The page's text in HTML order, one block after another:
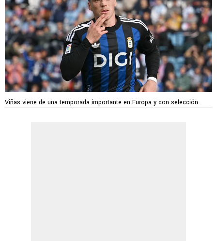
Viñas viene de una temporada importante en Europa y con selección.